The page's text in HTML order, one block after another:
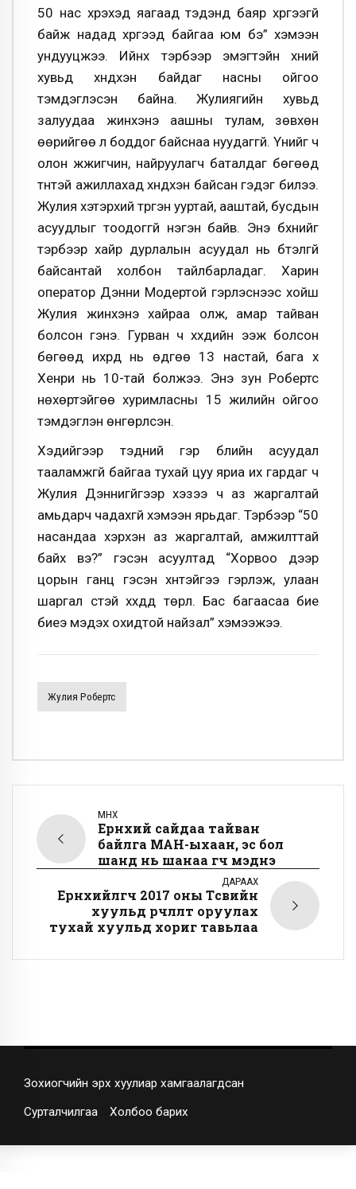
50 нас хүрэхэд яагаад тэдэнд баяр хүргээгүй
байж надад хүргээд байгаа юм бэ” хэмээн
ундууцжээ. Ийнхүү тэрбээр эмэгтэйн хүний
хувьд хүндхэн байдаг насны ойгоо
тэмдэглэсэн байна. Жулиягийн хувьд
залуудаа жинхэнэ аашны тулам, зөвхөн
өөрийгөө л боддог байснаа нуудаггүй. Үүнийг ч
олон жүжигчин, найруулагч баталдаг бөгөөд
түүнтэй ажиллахад хүндхэн байсан гэдэг билээ.
Жулия хэтэрхий түргэн ууртай, ааштай, бусдын
асуудлыг тоодоггүй нэгэн байв. Энэ бүхнийг
тэрбээр хайр дурлалын асуудал нь бүтэлгүй
байсантай холбон тайлбарладаг. Харин
оператор Дэнни Модертой гэрлэснээс хойш
Жулия жинхэнэ хайраа олж, амар тайван
болсон гэнэ. Гурван ч хүүхдийн ээж болсон
бөгөөд ихрүүд нь өдгөө 13 настай, бага хүү
Хенри нь 10-тай болжээ. Энэ зун Робертс
нөхөртэйгөө хуримласны 15 жилийн ойгоо
тэмдэглэн өнгөрүүлсэн.
Хэдийгээр тэдний гэр бүлийн асуудал
тааламжгүй байгаа тухай цуу яриа их гардаг ч
Жулия Дэннигүйгээр хэзээ ч аз жаргалтай
амьдарч чадахгүй хэмээн ярьдаг. Тэрбээр “50
насандаа хэрхэн аз жаргалтай, амжилттай
байх вэ?” гэсэн асуултад “Хорвоо дээр
цорын ганц гэсэн хүнтэйгээ гэрлэж, улаан
шаргал үстэй хүүхдүүд төрүүл. Бас багаасаа бие
биеэ мэдэх охидтой найзал” хэмээжээ.
Жулия Робертс
ӨМНӨХ
Ерөнхий сайдаа тайван
байлга МАН-ыхаан, эс бол
шанд нь шанаа өгч мэднэ
ДАРААХ
Ерөнхийлөгч 2017 оны Төсвийн
хуульд өөрчлөлт оруулах
тухай хуульд хориг тавьлаа
Зохиогчийн эрх хуулиар хамгаалагдсан
Сурталчилгаа Холбоо барих